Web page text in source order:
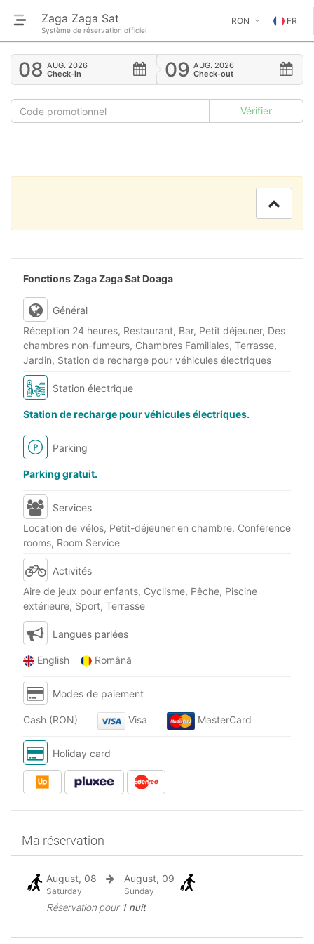
Zaga Zaga Sat
Système de réservation officiel
RON
€
$
£
FR
EN
GE
GR
RO
08 AUG. 2026
Check-in
09 AUG. 2026
Check-out
Fonctions Zaga Zaga Sat Doaga
Général
Réception 24 heures, Restaurant, Bar, Petit déjeuner, Des
chambres non-fumeurs, Chambres Familiales, Terrasse,
Jardin, Station de recharge pour véhicules électriques
Station électrique
Station de recharge pour véhicules électriques.
Parking
Parking gratuit.
Services
Location de vélos, Petit-déjeuner en chambre, Conference
rooms, Room Service
Activités
Aire de jeux pour enfants, Cyclisme, Pêche, Piscine
extérieure, Sport, Terrasse
Langues parlées
English Română
Modes de paiement
Cash (RON) Visa MasterCard
Holiday card
Ma réservation
August, 08
Saturday
August, 09
Sunday
Réservation pour 1 nuit